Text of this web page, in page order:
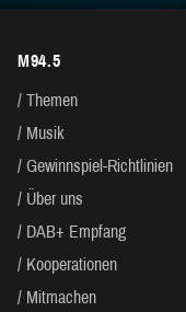
M94.5
Themen
Musik
Gewinnspiel-Richtlinien
Über uns
DAB+ Empfang
Kooperationen
Mitmachen